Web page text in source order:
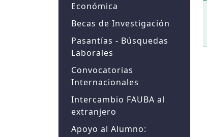
Económica
Becas de Investigación
Pasantías - Búsquedas
Laborales
Convocatorias
Internacionales
Intercambio FAUBA al
extranjero
Apoyo al Alumno: